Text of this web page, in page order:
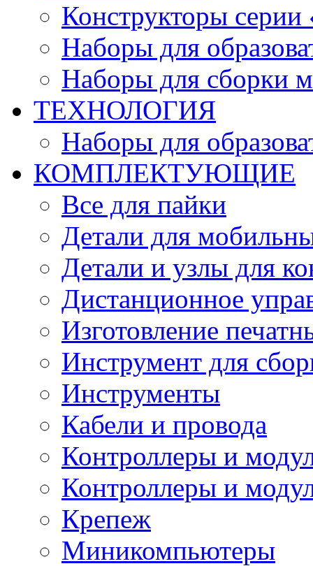
Конструкторы
Наборы для
Наборы для сборки
ТЕХНОЛОГИЯ
Наборы для
КОМПЛЕКТУЮЩИЕ
Все для пайки
Детали для
Детали и узлы для
Дистанционное
Изготовление
Инструмент для
Инструменты
Кабели и провода
Контроллеры и
Контроллеры и
Крепеж
Миникомпьютеры